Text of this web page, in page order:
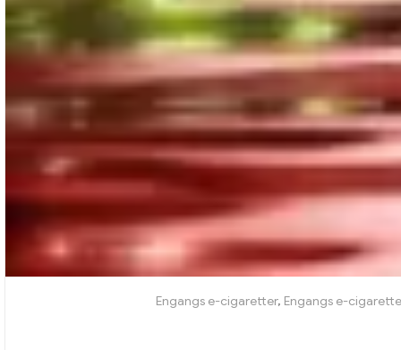
Engangs e-cigaretter, Engangs e-